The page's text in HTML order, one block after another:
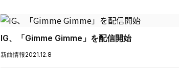
IG、「Gimme Gimme」を配信開始
新曲情報2021.12.8